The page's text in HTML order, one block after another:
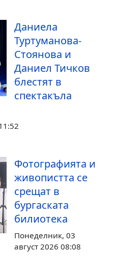
Даниела
Туртуманова-
Стоянова и
Даниел Тичков
блестят в
спектакъла
Фотографията и
живопистта се
срещат в
бургаската
билиотека
Понеделник, 03
август 2026 08:08